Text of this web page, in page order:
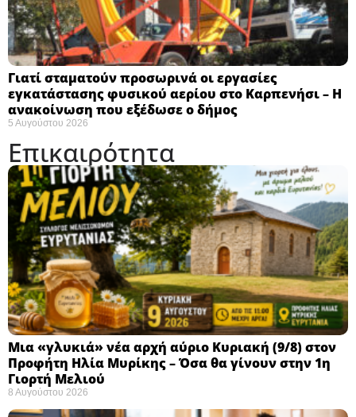
Γιατί σταματούν προσωρινά οι εργασίες
εγκατάστασης φυσικού αερίου στο Καρπενήσι – Η
ανακοίνωση που εξέδωσε ο δήμος
5 Αυγούστου 2026
Επικαιρότητα
Μια «γλυκιά» νέα αρχή αύριο Κυριακή (9/8) στον
Προφήτη Ηλία Μυρίκης – Όσα θα γίνουν στην 1η
Γιορτή Μελιού
8 Αυγούστου 2026